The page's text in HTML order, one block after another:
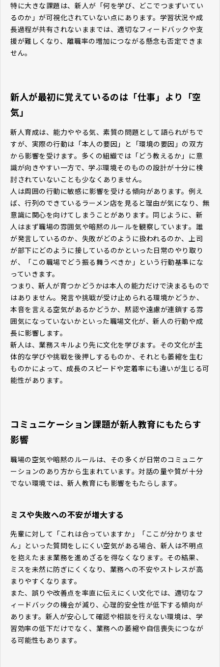
特に大きな課題は、新人が「何を学び、どこでつまずいてい
るのか」が可視化されていない点にあります。学習状況や成
長過程が共有されないままでは、適切なフィードバックや支
援が難しくなり、離職率の増加につながる懸念も否定できま
せん。
新人が最初に覚えているのは「仕事」より「空
気」
新人育成は、能力ややる気、素質の問題として語られがちで
すが、実際の行動は「本人の要因」と「環境の要因」の双方
から影響を受けます。多くの組織では「どう教えるか」に意
識が向きやすい一方で、学ぶ環境そのものの設計が十分に検
討されていないことも少なくありません。
人は周囲の行動に敏感に影響を受ける傾向があります。例え
ば、行列のできているラーメン店を見ると理由が気になり、無
意識に関心を向けてしまうことがあります。同じように、新
人はまず職場の雰囲気や暗黙のルールを観察しています。誰
が発言しているのか、失敗がどのように扱われるのか、上司
が部下にどのように接しているのかといった日常のやり取り
が、「この職場でどう振る舞うべきか」という行動基準にな
っていきます。
つまり、新人が育つかどうかは本人の能力だけで決まるもので
はありません。発言や挑戦が受け止められる環境かどうか、
本音を言える空気があるかどうか、黙認や遠慮が連鎖する雰
囲気になっていないかといった職場文化が、新人の行動や成
長に影響します。
新人は、業務スキルより先に文化を学びます。その文化が主
体的な学びや挑戦を後押しするものか、それとも萎縮を生む
ものかによって、成長のスピードや定着率にも違いが生じる可
能性があります。
コミュニケーション課題が新人教育にもたらす
影響
職場の空気や暗黙のルールは、その多くが日常のコミュニケ
ーションのあり方から生まれています。対話の量や質が十分
でない環境では、新人教育にも影響をもたらします。
ミスや失敗への不安が増大する
先輩に対して「これは合っていますか」「ここが分かりませ
ん」といった質問をしにくい空気がある場合、新人は不明点
を抱えたまま業務を進めざるを得なくなります。その結果、
ミスを未然に防ぎにくくなり、業務への不安やストレスが高
まりやすくなります。
また、誤りや改善点を率直に伝えにくい文化では、適切なフ
ィードバックの機会が減り、心理的安全性が低下する傾向が
あります。新人が安心して確認や相談を行えない環境は、学
習効率の低下だけでなく、業務への萎縮や自信喪失につなが
る可能性もあります。